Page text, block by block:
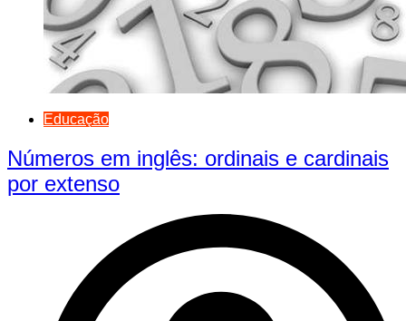
Educação
Números em inglês: ordinais e cardinais
por extenso